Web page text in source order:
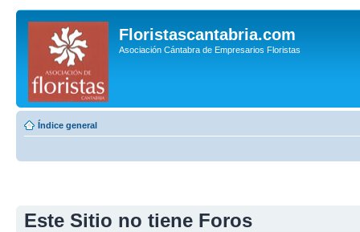
Floristascantabria.com
Asociación Cántabra de Empresarios Floristas
Índice general
Este Sitio no tiene Foros